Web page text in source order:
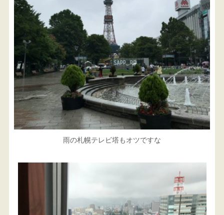
雨の札幌テレビ塔もオツですな